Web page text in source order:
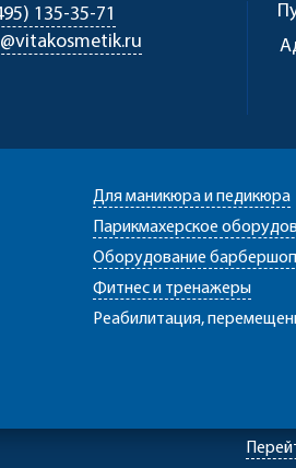
135-35-71
Для маникюра и педикюра
Парикмахерское
Оборудование
Фитнес и тренажеры
Реабилитация,